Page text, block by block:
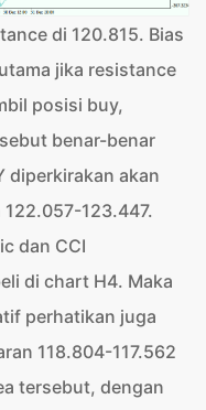
di 120.815. Bias
jika resistance
posisi buy,
benar-benar
diperkirakan akan
123.447.
dan CCI
di chart H4. Maka
perhatikan juga
118.804-117.562
tersebut, dengan